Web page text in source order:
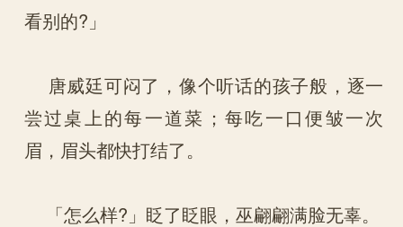
看别的?」
唐威廷可闷了，像个听话的孩子般，逐一
尝过桌上的每一道菜；每吃一口便皱一次
眉，眉头都快打结了。
「怎么样?」眨了眨眼，巫翩翩满脸无辜。